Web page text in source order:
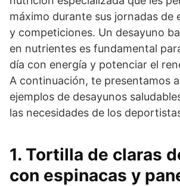
máximo durante sus jornadas de
y competiciones. Un desayuno
en nutrientes es fundamental
día con energía y potenciar el
A continuación, te presentamos
ejemplos de desayunos
las necesidades de los
1. Tortilla de claras
con espinacas y